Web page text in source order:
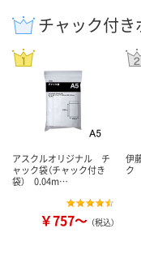
チャック付
アスクルオリジナル チ
ャック袋（チャック付き
袋） 0.04m…
￥757～ （税込）
伊
ク